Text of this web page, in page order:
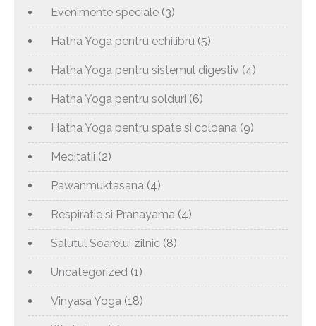
Evenimente speciale (3)
Hatha Yoga pentru echilibru (5)
Hatha Yoga pentru sistemul digestiv (4)
Hatha Yoga pentru solduri (6)
Hatha Yoga pentru spate si coloana (9)
Meditatii (2)
Pawanmuktasana (4)
Respiratie si Pranayama (4)
Salutul Soarelui zilnic (8)
Uncategorized (1)
Vinyasa Yoga (18)